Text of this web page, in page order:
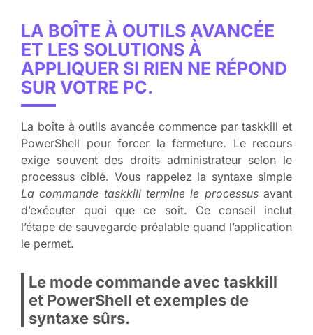
LA BOÎTE À OUTILS AVANCÉE
ET LES SOLUTIONS À
APPLIQUER SI RIEN NE RÉPOND
SUR VOTRE PC.
La boîte à outils avancée commence par taskkill et
PowerShell pour forcer la fermeture. Le recours
exige souvent des droits administrateur selon le
processus ciblé. Vous rappelez la syntaxe simple
La commande taskkill termine le processusavant
d’exécuter quoi que ce soit. Ce conseil inclut
l’étape de sauvegarde préalable quand l’application
le permet.
Le mode commande avec taskkill
et PowerShell et exemples de
syntaxe sûrs.